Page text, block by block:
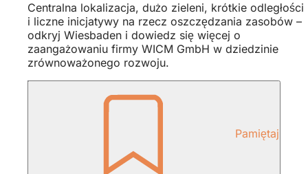
Centralna lokalizacja, dużo zieleni, krótkie odległości
i liczne inicjatywy na rzecz oszczędzania zasobów –
odkryj Wiesbaden i dowiedz się więcej o
zaangażowaniu firmy WICM GmbH w dziedzinie
zrównoważonego rozwoju.
Pamiętaj